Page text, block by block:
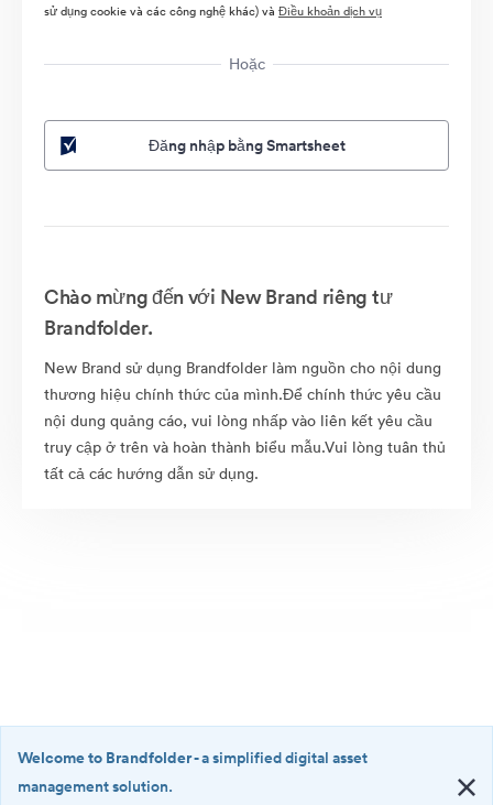
sử dụng cookie và các công nghệ khác) và Điều khoản dịch vụ
Hoặc
Đăng nhập bằng Smartsheet
Chào mừng đến với New Brand riêng tư
Brandfolder.
New Brand sử dụng Brandfolder làm nguồn cho nội dung
thương hiệu chính thức của mình.Để chính thức yêu cầu
nội dung quảng cáo, vui lòng nhấp vào liên kết yêu cầu
truy cập ở trên và hoàn thành biểu mẫu.Vui lòng tuân thủ
tất cả các hướng dẫn sử dụng.
Welcome to Brandfolder- a simplified digital asset
management solution.